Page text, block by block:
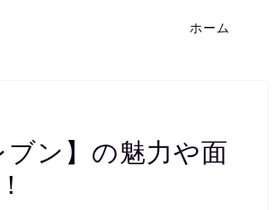
ホーム
ブン】の魅力や面